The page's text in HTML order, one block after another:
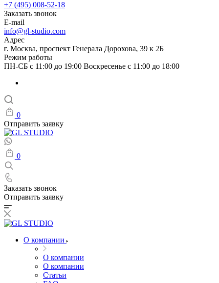
+7 (495) 008-52-18
Заказать звонок
E-mail
info@gl-studio.com
Адрес
г. Москва, проспект Генерала Дорохова, 39 к 2Б
Режим работы
ПН-СБ с 11:00 до 19:00 Воскресенье с 11:00 до 18:00
0
Отправить заявку
0
Заказать звонок
Отправить заявку
О компании
О компании
О компании
Статьи